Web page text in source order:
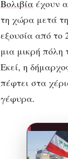
Βολιβία έχουν
τη χώρα μετά
εξουσία από το
μια μικρή πόλη
Εκεί, η
πέφτει στα
γέφυρα.